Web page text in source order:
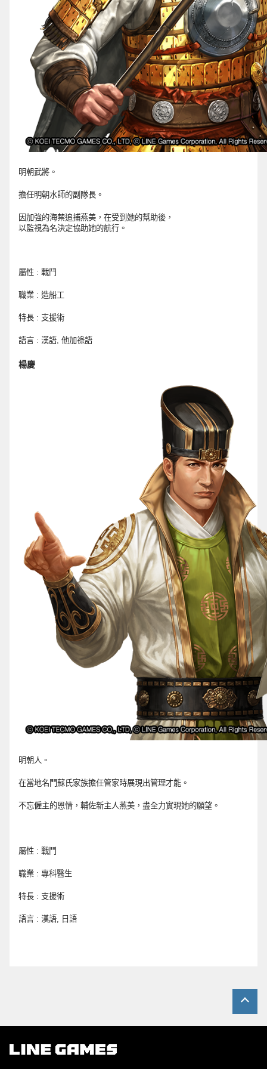
明朝武將。
擔任明朝水師的副隊長。
因加強的海禁追捕燕美，在受到她的幫助後，
以監視為名決定協助她的航行。
屬性 : 戰鬥
職業 : 造船工
特長 : 支援術
語言 : 漢語, 他加祿語
楊慶
明朝人。
在當地名門蘇氏家族擔任管家時展現出管理才能。
不忘僱主的恩情，輔佐新主人燕美，盡全力實現她的願望。
屬性 : 戰鬥
職業 : 專科醫生
特長 : 支援術
語言 : 漢語, 日語